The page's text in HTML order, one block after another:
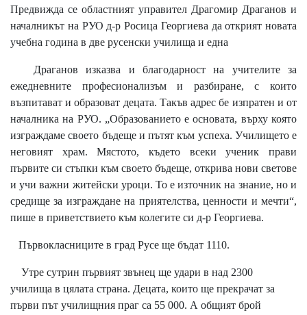
Предвижда се областният управител Драгомир Драганов и
началникът на РУО д-р Росица Георгиева да открият новата
учебна година в две русенски училища и една
Драганов изказва и благодарност на учителите за
ежедневните професионализъм и разбиране, с които
възпитават и образоват децата. Такъв адрес бе изпратен и от
началника на РУО. „Образованието е основата, върху която
изграждаме своето бъдеще и пътят към успеха. Училището е
неговият храм. Мястото, където всеки ученик прави
първите си стъпки към своето бъдеще, открива нови светове
и учи важни житейски уроци. То е източник на знание, но и
средище за изграждане на приятелства, ценности и мечти“,
пише в приветствието към колегите си д-р Георгиева.
Първокласниците в град Русе ще бъдат 1110.
Утре сутрин първият звънец ще удари в над 2300
училища в цялата страна. Децата, които ще прекрачат за
първи път училищния праг са 55 000. А общият брой